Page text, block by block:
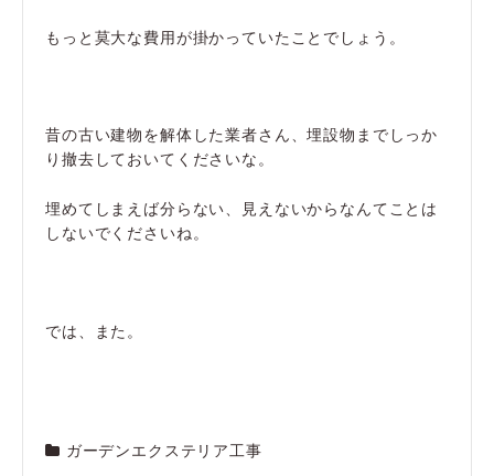
もっと莫大な費用が掛かっていたことでしょう。
昔の古い建物を解体した業者さん、埋設物までしっか
り撤去しておいてくださいな。
埋めてしまえば分らない、見えないからなんてことは
しないでくださいね。
では、また。
ガーデンエクステリア工事